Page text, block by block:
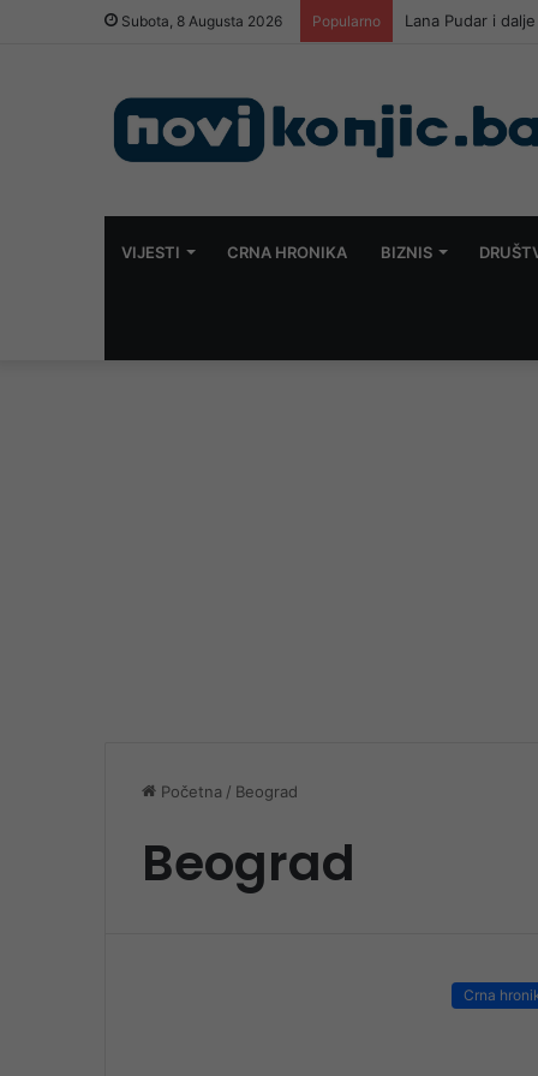
Subota, 8 Augusta 2026 Popularno Mostar konačno
VIJESTI CRNA HRONIKA BIZNIS
Početna / Beograd
Beograd
Crna